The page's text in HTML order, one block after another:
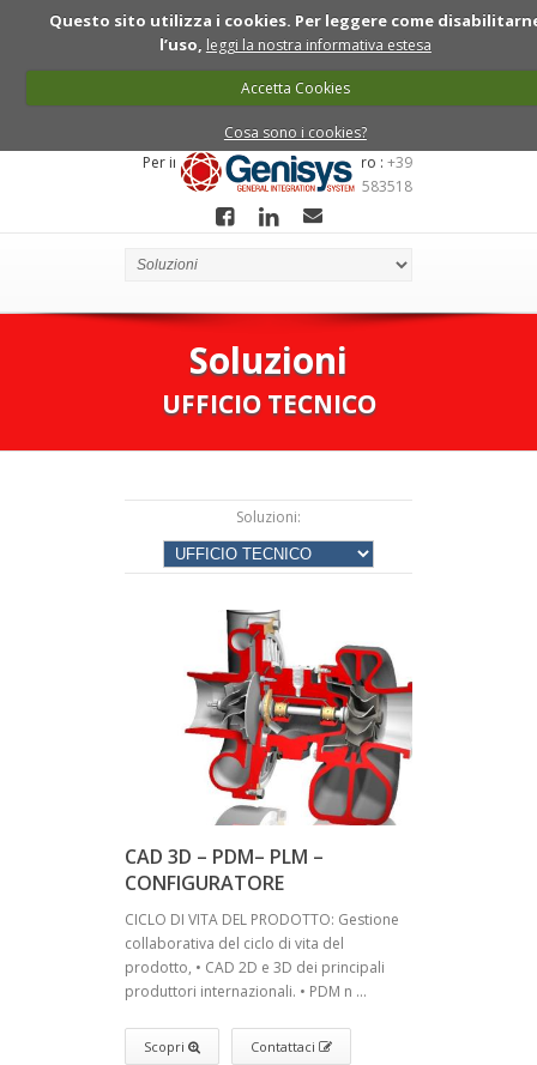
Questo sito utilizza i cookies. Per leggere come
l’uso, leggi la nostra informativa estesa
Accetta Cookies
Cosa sono i cookies?
Per informazioni chiama ll numero : +39
0422 7910081 - 349 6583518
Soluzioni
UFFICIO TECNICO
Soluzioni:
CAD 3D – PDM– PLM –
CONFIGURATORE
CICLO DI VITA DEL PRODOTTO: Gestione
collaborativa del ciclo di vita del
prodotto, • CAD 2D e 3D dei principali
produttori internazionali. • PDM n ...
Scopri Contattaci